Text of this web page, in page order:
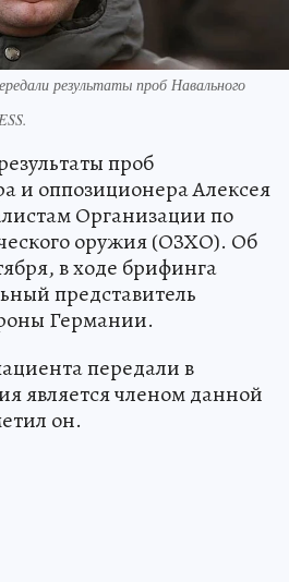
результаты проб Навального
проб
и оппозиционера Алексея
Организации по
оружия (ОЗХО). Об
в ходе брифинга
представитель
Германии.
передали в
является членом данной
он.